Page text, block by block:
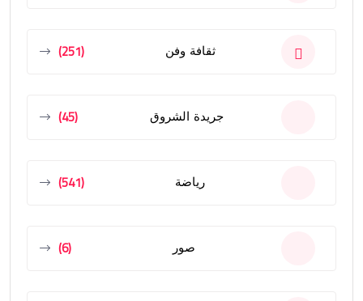
ثقافة وفن (251)
جريدة الشروق (45)
رياضة (541)
صور (6)